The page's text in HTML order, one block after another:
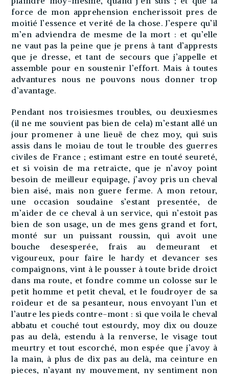
force de mon apprehension encherissoit pres de
moitié l’essence et verité de la chose. J’espere qu’il
m’en adviendra de mesme de la mort : et qu’elle
ne vaut pas la peine que je prens à tant d’apprests
que je dresse, et tant de secours que j’appelle et
assemble pour en soustenir l’effort. Mais à toutes
advantures nous ne pouvons nous donner trop
d’avantage.
Pendant nos troisiesmes troubles, ou deuxiesmes
(il ne me souvient pas bien de cela) m’estant allé un
jour promener à une lieuë de chez moy, qui suis
assis dans le moiau de tout le trouble des guerres
civiles de France ; estimant estre en touté seureté,
et si voisin de ma retraicte, que je n’avoy point
besoin de meilleur equipage, j’avoy pris un cheval
bien aisé, mais non guere ferme. A mon retour,
une occasion soudaine s’estant presentée, de
m’aider de ce cheval à un service, qui n’estoit pas
bien de son usage, un de mes gens grand et fort,
monté sur un puissant roussin, qui avoit une
bouche desesperée, frais au demeurant et
vigoureux, pour faire le hardy et devancer ses
compaignons, vint à le pousser à toute bride droict
dans ma route, et fondre comme un colosse sur le
petit homme et petit cheval, et le foudroyer de sa
roideur et de sa pesanteur, nous envoyant l’un et
l’autre les pieds contre-mont : si que voila le cheval
abbatu et couché tout estourdy, moy dix ou douze
pas au delà, estendu à la renverse, le visage tout
meurtry et tout escorché, mon espée que j’avoy à
la main, à plus de dix pas au delà, ma ceinture en
pieces, n’ayant ny mouvement, ny sentiment non